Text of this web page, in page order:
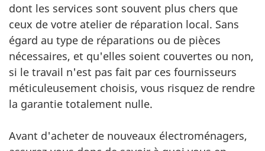
dont les services sont souvent plus chers que
ceux de votre atelier de réparation local. Sans
égard au type de réparations ou de pièces
nécessaires, et qu'elles soient couvertes ou non,
si le travail n'est pas fait par ces fournisseurs
méticuleusement choisis, vous risquez de rendre
la garantie totalement nulle.
Avant d'acheter de nouveaux électroménagers,